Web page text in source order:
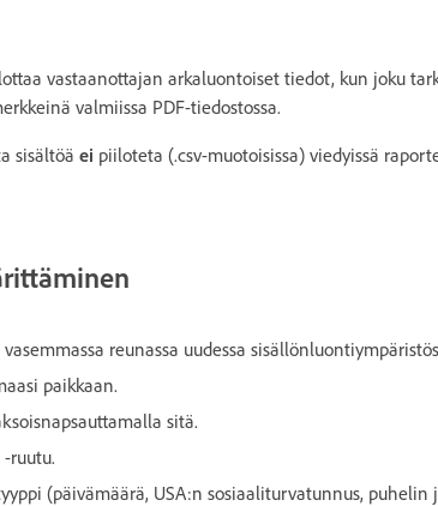
vastaanottajan arkaluontoiset tiedot, kun joku
valmiissa PDF-tiedostossa.
sisältöä ei piiloteta (.csv-muotoisissa) viedyissä
reunassa uudessa
paikkaan.
sitä.
-ruutu.
(päivämäärä, USA:n sosiaaliturvatunnus, puhelin